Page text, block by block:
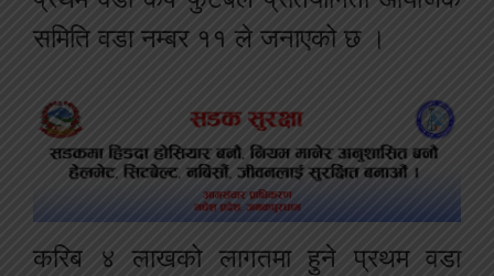
समिति वडा नम्बर ११ ले जनाएको छ ।
करिब ४ लाखको लागतमा हुने प्रथम वडा